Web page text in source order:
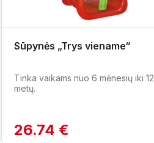
Sūpynės „Trys viename“
Tinka vaikams nuo 6 mėnesių iki 12
metų.
26.74 €